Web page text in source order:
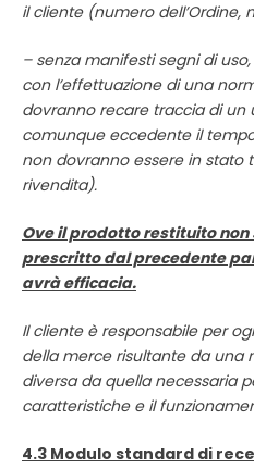
il cliente (numero dell’Ordine,
– senza manifesti segni di
con l’effettuazione di una
dovranno recare traccia di un
comunque eccedente il
non dovranno essere in stato
rivendita).
Ove il prodotto restituito
prescritto dal precedente
avrà efficacia.
Il cliente è responsabile per
della merce risultante da una
diversa da quella necessaria
caratteristiche e il
4.3 Modulo standard di